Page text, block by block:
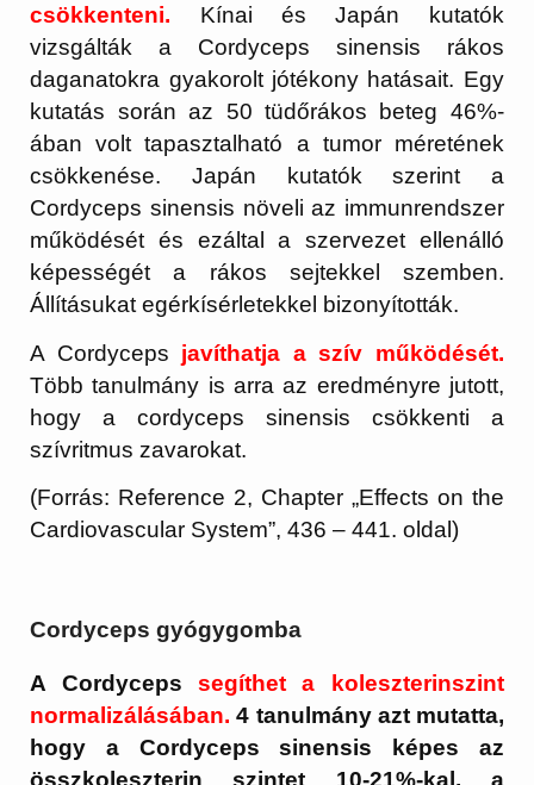
csökkenteni. Kínai és Japán kutatók
vizsgálták a Cordyceps sinensis rákos
daganatokra gyakorolt jótékony hatásait. Egy
kutatás során az 50 tüdőrákos beteg 46%-
ában volt tapasztalható a tumor méretének
csökkenése. Japán kutatók szerint a
Cordyceps sinensis növeli az immunrendszer
működését és ezáltal a szervezet ellenálló
képességét a rákos sejtekkel szemben.
Állításukat egérkísérletekkel bizonyították.
A Cordyceps javíthatja a szív működését.
Több tanulmány is arra az eredményre jutott,
hogy a cordyceps sinensis csökkenti a
szívritmus zavarokat.
(Forrás: Reference 2, Chapter „Effects on the
Cardiovascular System”, 436 – 441. oldal)
Cordyceps gyógygomba
A Cordyceps segíthet a koleszterinszint
normalizálásában. 4 tanulmány azt mutatta,
hogy a Cordyceps sinensis képes az
összkoleszterin szintet 10-21%-kal, a